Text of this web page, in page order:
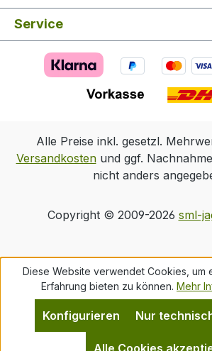
Service
Alle Preise inkl. gesetzl.
Versandkostenund ggf.
nicht anders
Copyright © 2009-2026 sml-
Diese Website verwendet Cookies, um
Erfahrung bieten zu können. Mehr
Nur
Konfigurieren
Alle Cookies